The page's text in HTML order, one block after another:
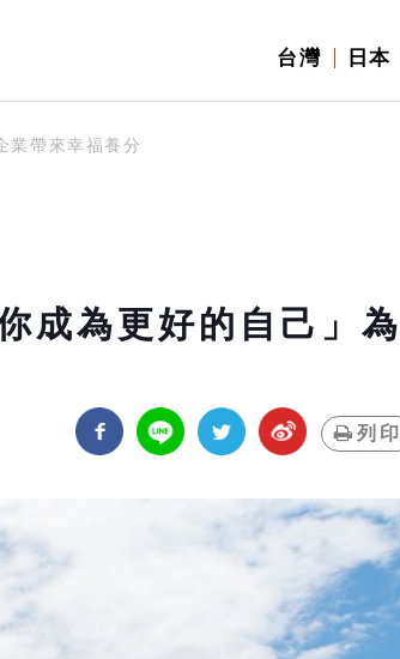
台灣 日本
業帶來幸福養分
成為更好的自己」為
列印